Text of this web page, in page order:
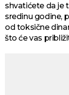
shvatićete da je
sredinu godine,
od toksične
što će vas